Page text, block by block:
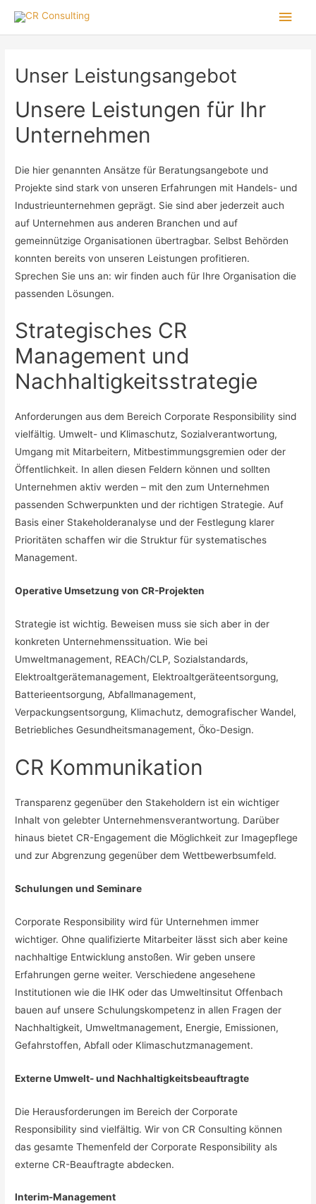
Unser Leistungsangebot
Unsere Leistungen für Ihr
Unternehmen
Die hier genannten Ansätze für Beratungsangebote und
Projekte sind stark von unseren Erfahrungen mit Handels- und
Industrieunternehmen geprägt. Sie sind aber jederzeit auch
auf Unternehmen aus anderen Branchen und auf
gemeinnützige Organisationen übertragbar. Selbst Behörden
konnten bereits von unseren Leistungen profitieren.
Sprechen Sie uns an: wir finden auch für Ihre Organisation die
passenden Lösungen.
Strategisches CR
Management und
Nachhaltigkeitsstrategie
Anforderungen aus dem Bereich Corporate Responsibility sind
vielfältig. Umwelt- und Klimaschutz, Sozialverantwortung,
Umgang mit Mitarbeitern, Mitbestimmungsgremien oder der
Öffentlichkeit. In allen diesen Feldern können und sollten
Unternehmen aktiv werden – mit den zum Unternehmen
passenden Schwerpunkten und der richtigen Strategie. Auf
Basis einer Stakeholderanalyse und der Festlegung klarer
Prioritäten schaffen wir die Struktur für systematisches
Management.
Operative Umsetzung von CR-Projekten
Strategie ist wichtig. Beweisen muss sie sich aber in der
konkreten Unternehmenssituation. Wie bei
Umweltmanagement, REACh/CLP, Sozialstandards,
Elektroaltgerätemanagement, Elektroaltgeräteentsorgung,
Batterieentsorgung, Abfallmanagement,
Verpackungsentsorgung, Klimachutz, demografischer Wandel,
Betriebliches Gesundheitsmanagement, Öko-Design.
CR Kommunikation
Transparenz gegenüber den Stakeholdern ist ein wichtiger
Inhalt von gelebter Unternehmensverantwortung. Darüber
hinaus bietet CR-Engagement die Möglichkeit zur Imagepflege
und zur Abgrenzung gegenüber dem Wettbewerbsumfeld.
Schulungen und Seminare
Corporate Responsibility wird für Unternehmen immer
wichtiger. Ohne qualifizierte Mitarbeiter lässt sich aber keine
nachhaltige Entwicklung anstoßen. Wir geben unsere
Erfahrungen gerne weiter. Verschiedene angesehene
Institutionen wie die IHK oder das Umweltinsitut Offenbach
bauen auf unsere Schulungskompetenz in allen Fragen der
Nachhaltigkeit, Umweltmanagement, Energie, Emissionen,
Gefahrstoffen, Abfall oder Klimaschutzmanagement.
Externe Umwelt- und Nachhaltigkeitsbeauftragte
Die Herausforderungen im Bereich der Corporate
Responsibility sind vielfältig. Wir von CR Consulting können
das gesamte Themenfeld der Corporate Responsibility als
externe CR-Beauftragte abdecken.
Interim-Management